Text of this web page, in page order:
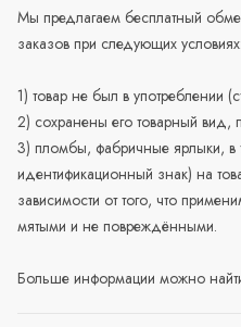
Мы предлагаем бесплатный
заказов при следующих условиях:
1) товар не был в употреблении
2) сохранены его товарный вид,
3) пломбы, фабричные ярлыки, в
идентификационный знак) на
зависимости от того, что
мятыми и не повреждёнными.
Больше информации можно